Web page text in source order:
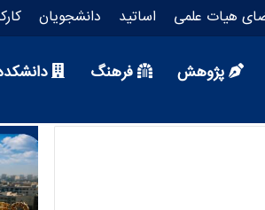
هیات علمی اساتید دانشجویان
پژوهش فرهنگ